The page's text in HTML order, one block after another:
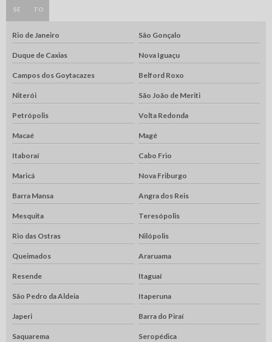
SE TO
Rio de Janeiro São Gonçalo
Duque de Caxias Nova Iguaçu
Campos dos Goytacazes Belford Roxo
Niterói São João de Meriti
Petrópolis Volta Redonda
Macaé Magé
Itaboraí Cabo Frio
Maricá Nova Friburgo
Barra Mansa Angra dos Reis
Mesquita Teresópolis
Rio das Ostras Nilópolis
Queimados Araruama
Resende Itaguaí
São Pedro da Aldeia Itaperuna
Japeri Barra do Piraí
Saquarema Seropédica